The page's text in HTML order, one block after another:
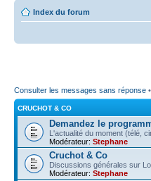
Index du forum
Consulter les messages sans réponse •
CRUCHOT & CO
Demandez le
L'actualité du moment (télé,
Modérateur: Stephane
Cruchot & Co
Discussions générales sur
Modérateur: Stephane